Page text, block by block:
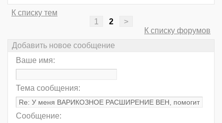
К списку тем
1
2
>
К списку форумов
Добавить новое сообщение
Ваше имя:
Тема сообщения:
Сообщение: